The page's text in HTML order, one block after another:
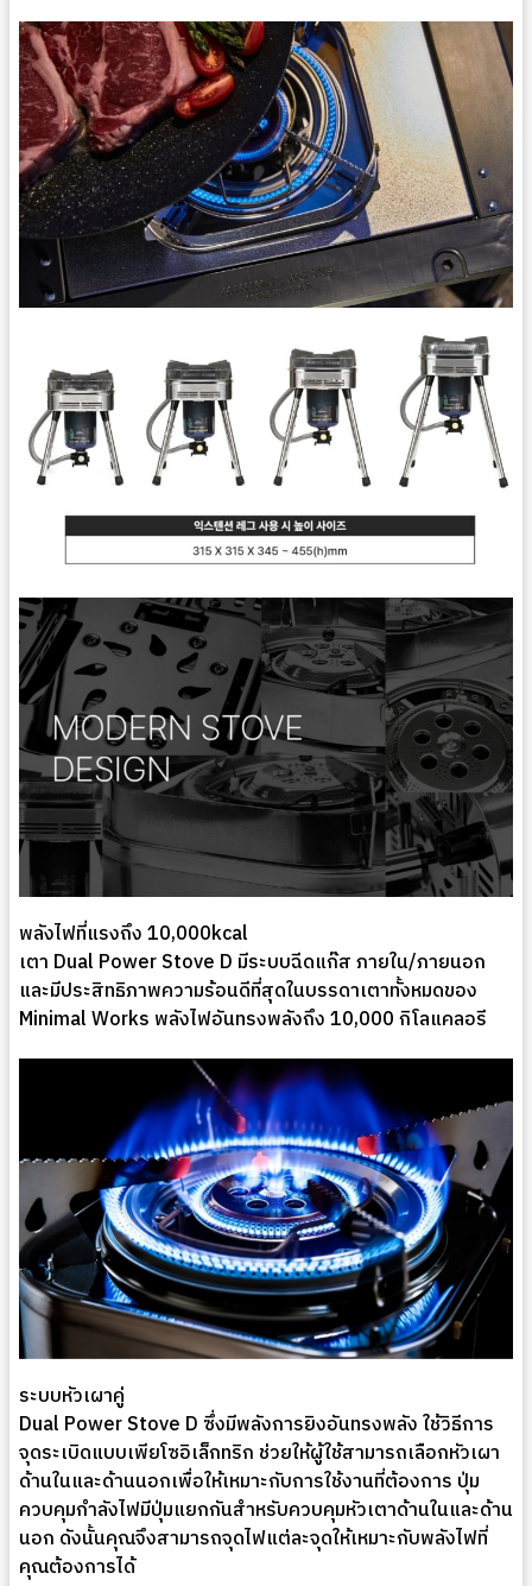
พลังไฟที่แรงถึง 10,000kcal
เตา Dual Power Stove D มีระบบฉีดแก๊ส ภายใน/ภายนอก
และมีประสิทธิภาพความร้อนดีที่สุดในบรรดาเตาทั้งหมดของ
Minimal Works พลังไฟอันทรงพลังถึง 10,000 กิโลแคลอรี
ระบบหัวเผาคู่
Dual Power Stove D ซึ่งมีพลังการยิงอันทรงพลัง ใช้วิธีการ
จุดระเบิดแบบเพียโซอิเล็กทริก ช่วยให้ผู้ใช้สามารถเลือกหัวเผา
ด้านในและด้านนอกเพื่อให้เหมาะกับการใช้งานที่ต้องการ ปุ่ม
ควบคุมกำลังไฟมีปุ่มแยกกันสำหรับควบคุมหัวเตาด้านในและด้าน
นอก ดังนั้นคุณจึงสามารถจุดไฟแต่ละจุดให้เหมาะกับพลังไฟที่
คุณต้องการได้